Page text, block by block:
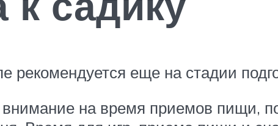
рекомендуется еще на стадии
на время приемов пищи,